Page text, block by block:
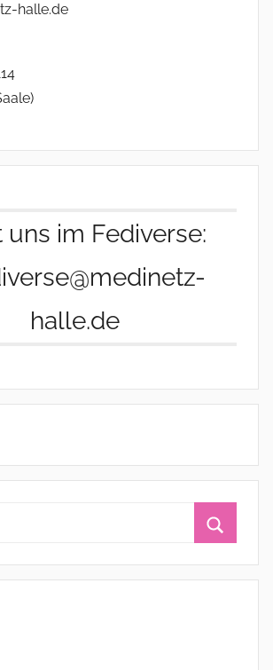
halle.de
uns im Fediverse:
halle.de